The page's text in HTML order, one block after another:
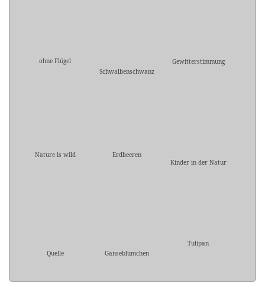
ohne Flügel
Schwalbenschwanz
Gewitterstimmung
Nature is wild
Erdbeeren
Kinder in der Natur
Quelle Gänseblümchen
Tulipan